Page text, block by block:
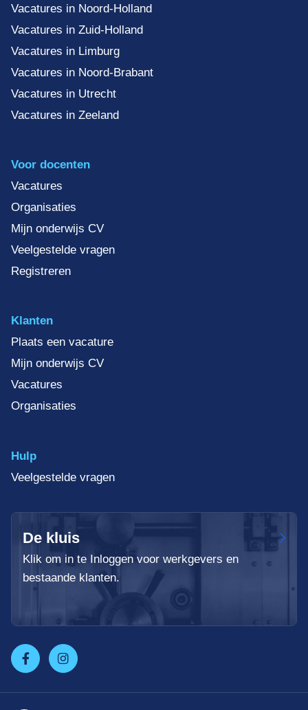
Vacatures in Noord-Holland
Vacatures in Zuid-Holland
Vacatures in Limburg
Vacatures in Noord-Brabant
Vacatures in Utrecht
Vacatures in Zeeland
Voor docenten
Vacatures
Organisaties
Mijn onderwijs CV
Veelgestelde vragen
Registreren
Klanten
Plaats een vacature
Mijn onderwijs CV
Vacatures
Organisaties
Hulp
Veelgestelde vragen
De kluis
Klik om in te Inloggen voor werkgevers en
bestaande klanten.